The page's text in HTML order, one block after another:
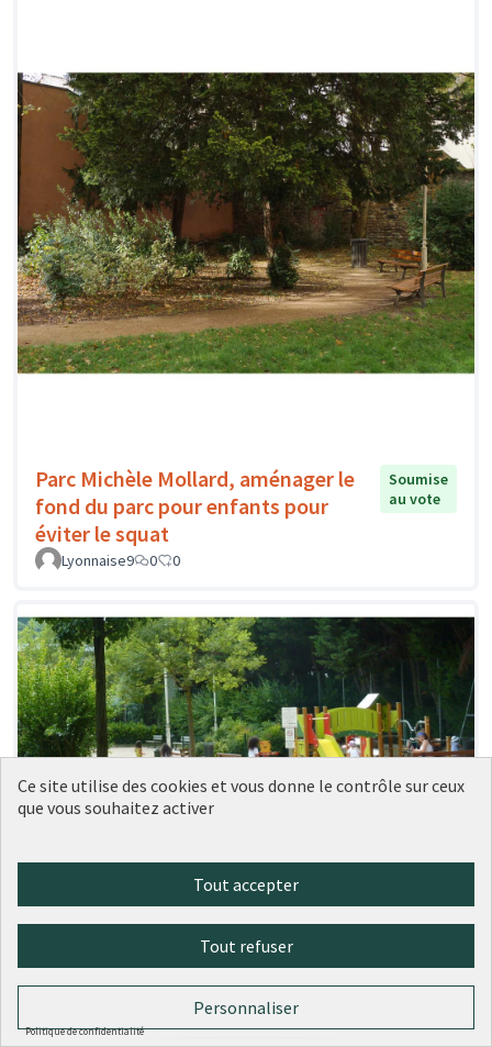
Parc Michèle Mollard, aménager le
fond du parc pour enfants pour
éviter le squat
Soumise
au vote
Lyonnaise9 0 0
Améliorer avec d'autres jeux pour
enfants le parc Michèle SEGONNE à
côté de l'école Jean Zay
Soumise
Ce site utilise des cookies et vous donne le contrôle sur ceux
que vous souhaitez activer
Tout accepter
Tout refuser
Personnaliser
Politique de confidentialité